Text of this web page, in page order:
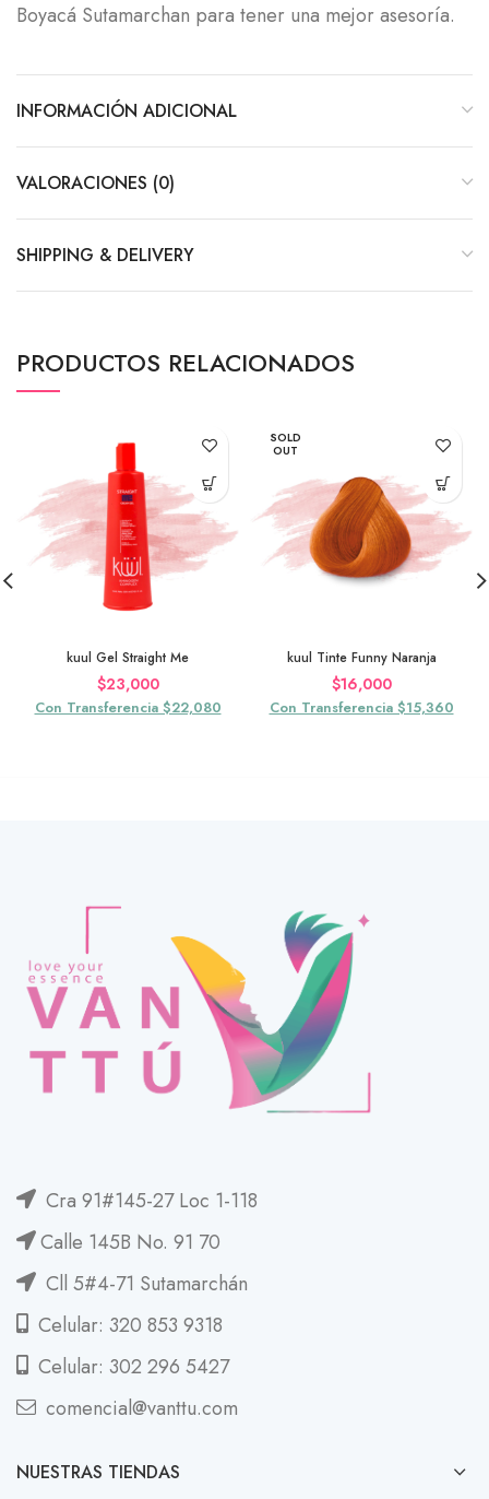
Boyacá Sutamarchan para tener una mejor asesoría.
INFORMACIÓN ADICIONAL
VALORACIONES (0)
SHIPPING & DELIVERY
PRODUCTOS RELACIONADOS
kuul Gel Straight Me
$23,000
Con Transferencia $22,080
SOLD
OUT
kuul Tinte Funny Naranja
$16,000
Con Transferencia $15,360
Cra 91#145-27 Loc 1-118
Calle 145B No. 91 70
Cll 5#4-71 Sutamarchán
Celular: 320 853 9318
Celular: 302 296 5427
comencial@vanttu.com
NUESTRAS TIENDAS